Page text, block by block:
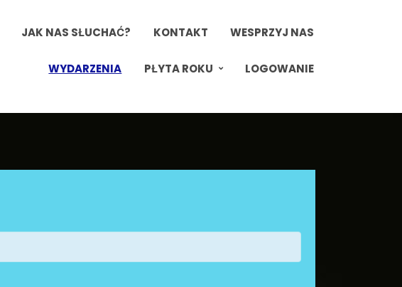
JAK NAS SŁUCHAĆ? KONTAKT WESPRZYJ NAS
WYDARZENIA PŁYTA ROKU LOGOWANIE